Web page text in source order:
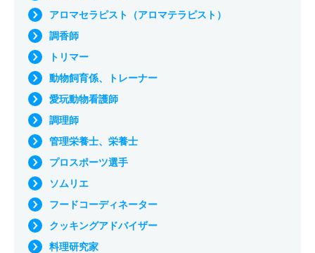
アロマセラピスト（アロマテラピスト）
調香師
トリマー
動物飼育係、トレーナー
愛玩動物看護師
調理師
管理栄養士、栄養士
プロスポーツ選手
ソムリエ
フードコーディネーター
クッキングアドバイザー
料理研究家